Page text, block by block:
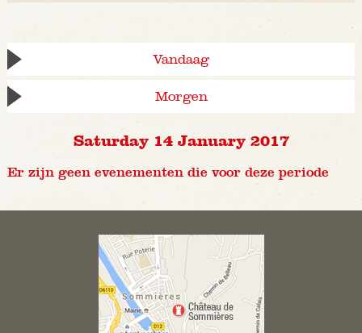
Vandaag
Morgen
Saturday 14 January 2017
Er zijn geen evenementen die voor deze periode